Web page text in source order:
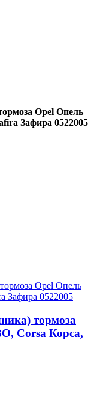
Opel Опель
Зафира 0522005
тормоза
Corsa Корса,